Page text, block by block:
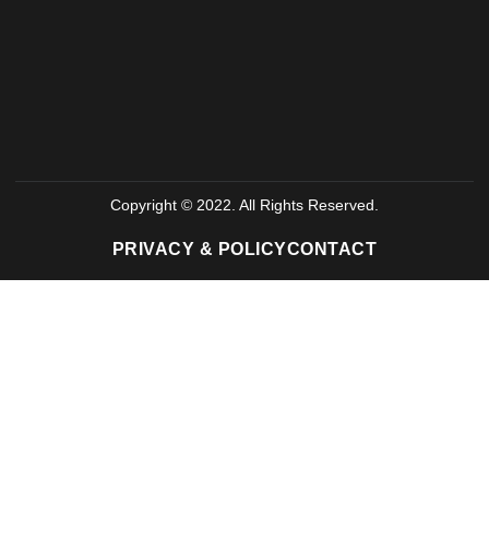
Copyright © 2022. All Rights Reserved.
PRIVACY & POLICYCONTACT